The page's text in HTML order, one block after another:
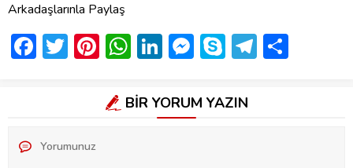
Arkadaşlarınla Paylaş
Facebook
Twitter
Pinterest
WhatsApp
LinkedIn
Messenger
Skype
BİR YORUM YAZIN